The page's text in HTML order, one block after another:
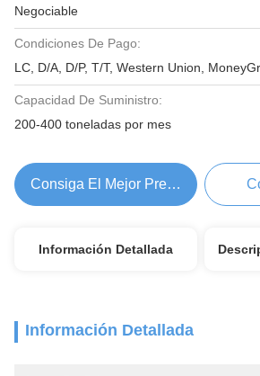
Negociable
Condiciones De Pago:
LC, D/A, D/P, T/T, Western Union,
Capacidad De Suministro:
200-400 toneladas por mes
Consiga El Mejor Precio
Información Detallada
Información Detallada